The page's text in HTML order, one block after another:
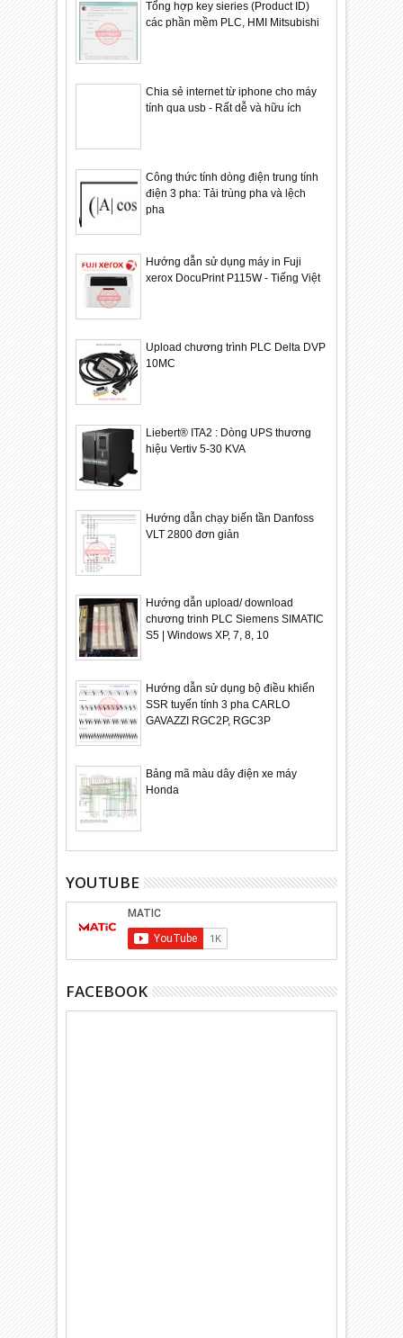
Tổng hợp key sieries (Product ID)
các phần mềm PLC, HMI Mitsubishi
Chia sẻ internet từ iphone cho máy
tính qua usb - Rất dễ và hữu ích
Công thức tính dòng điện trung tính
điện 3 pha: Tải trùng pha và lệch
pha
Hướng dẫn sử dụng máy in Fuji
xerox DocuPrint P115W - Tiếng Việt
Upload chương trình PLC Delta DVP
10MC
Liebert® ITA2 : Dòng UPS thương
hiệu Vertiv 5-30 KVA
Hướng dẫn chạy biến tần Danfoss
VLT 2800 đơn giản
Hướng dẫn upload/ download
chương trinh PLC Siemens SIMATIC
S5 | Windows XP, 7, 8, 10
Hướng dẫn sử dụng bộ điều khiển
SSR tuyến tính 3 pha CARLO
GAVAZZI RGC2P, RGC3P
Bảng mã màu dây điện xe máy
Honda
YOUTUBE
FACEBOOK